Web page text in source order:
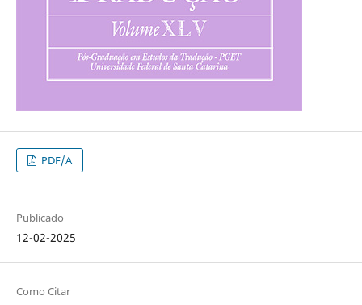
PDF/A
Publicado
12-02-2025
Como Citar